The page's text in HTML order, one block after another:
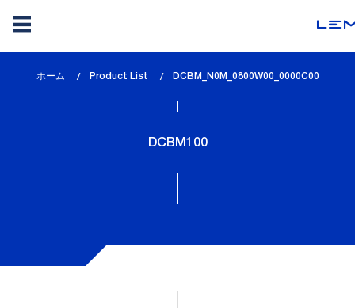
動
ホーム Product List
lem_current_page
DCBM_N0M_0800W00_0000C00
DCBM100